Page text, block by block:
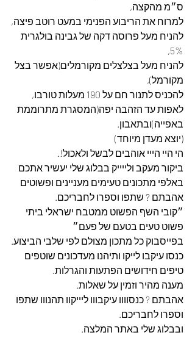
ס״מ מהקצה,
למרוח את הריבוע הפנימי במעט רוטב פיצה,
להניח מעל פרוסה דקה של גבינה בולגרית
5%,
להניח מעל בצלצלים מקורמלים(אפשר בצל
מקורמל),
להכניס לתנור חם על 190 מעלות טורבו,
לאפות עד הזהבה יפה(המסגרת מתרוממת
באפייה)ובתאבון.
(יוצא מעדן מיוחד)
הי היי הייי אוהבים לבשל ולאכול!.
ביקור מעקב ולייייק בבלוג שלי יעשיר אתכם
באלפי מתכונים טעימים מעניינים ופשוטים
אהבתם ? שתפו וספרו לחבריכם.
״קובי השף הפשוט ממטבח ישראלי ביתי
פשוט טעים בטעם של פעם״
בפייסבוק כל מתכון מצולם לפי שלבי הביצוע.
כנסו עיקבו לייקו ותיהנו מעדכונים שוטפים
טיפים חידושים הפתעות והגרלות.
מענה מהיר וזמין על שאלות.
אהבתם ? כנסוווו עיקבווו ליייקוו תהנווו שתפו
וספרו לחבריכם.
ובבלוג שלי באתר המלצה.